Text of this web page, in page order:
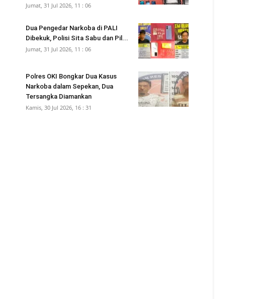
Jumat, 31 Jul 2026, 11 : 06
Dua Pengedar Narkoba di PALI
Dibekuk, Polisi Sita Sabu dan Pil...
Jumat, 31 Jul 2026, 11 : 06
Polres OKI Bongkar Dua Kasus
Narkoba dalam Sepekan, Dua
Tersangka Diamankan
Kamis, 30 Jul 2026, 16 : 31